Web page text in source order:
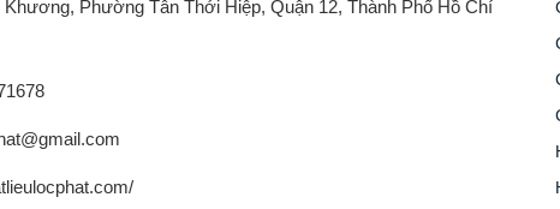
Khương, Phường Tân Thới Hiệp, Quận 12, Thành Phố Hồ Chí